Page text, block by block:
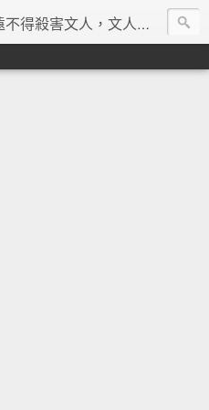
朝優秀文人輩出，知識份子自覺意識空前覺醒。其後中國由於蒙古的入侵並對文人採取敵視政策，加上明清的八股文與文字獄嚴重壓制學人思想自由發揮，中國再也沒有出現過象宋朝一樣興盛的文化景象。 ─維基百科宋朝條下